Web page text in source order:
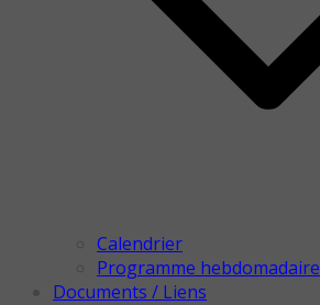
Calendrier
Programme hebdomadaire
Documents / Liens